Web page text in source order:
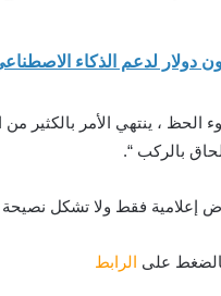
بالركب “.
إعلامية فقط ولا تشكل نصيحة
بالضغط على الرابط